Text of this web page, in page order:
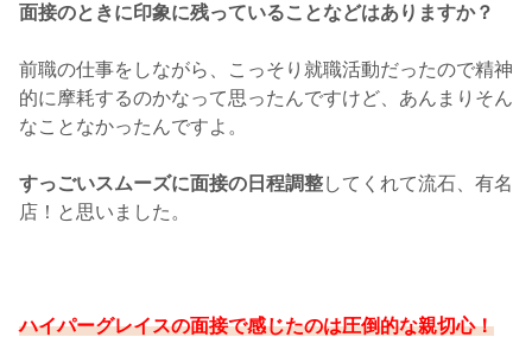
面接のときに印象に残っていることなどはありますか？
前職の仕事をしながら、こっそり就職活動だったので精神
的に摩耗するのかなって思ったんですけど、あんまりそん
なことなかったんですよ。
すっごいスムーズに面接の日程調整してくれて流石、有名
店！と思いました。
ハイパーグレイスの面接で感じたのは圧倒的な親切心！